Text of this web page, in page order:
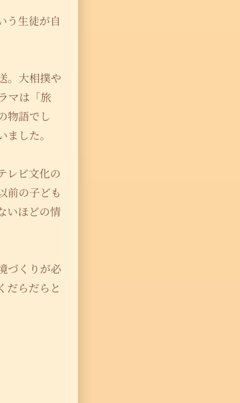
う生徒が自
。大相撲や
マは「旅
物語でし
した。
レビ文化の
前の子ども
いほどの情
づくりが必
だらだらと